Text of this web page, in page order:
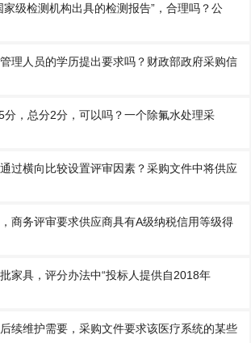
家级检测机构出具的检测报告”，合理吗？公
理人员的学历提出要求吗？财政部政府采购信
分，总分2分，可以吗？一个除氟水处理采
过横向比较设置评审因素？采购文件中将供应
商务评审要求供应商具有A级纳税信用等级得
家具，评分办法中“投标人提供自2018年
续维护需要，采购文件要求该医疗系统的某些